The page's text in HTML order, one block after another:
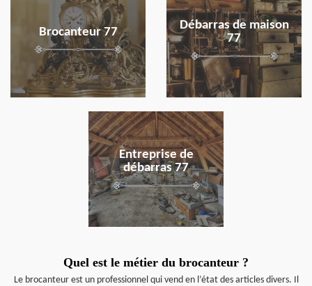
Brocanteur 77
Débarras de maison
77
Entreprise de
débarras 77
en savoir plus
Quel est le métier du brocanteur ?
Le brocanteur est un professionnel qui vend en l’état des articles divers. Il